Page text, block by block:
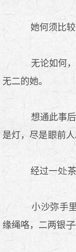
她何须比较
无论如何，
无二的她。
想通此事后
是灯，尽是
前人
经过一
小沙弥手里
缘绳咯，二两银